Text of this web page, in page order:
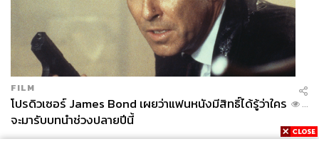
FILM
โปรดิวเซอร์ James Bond เผยว่าแฟนหนังมีสิทธิ์ได้รู้ว่าใคร
จะมารับบทนำช่วงปลายปีนี้
...